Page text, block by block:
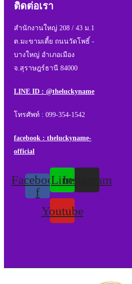
ติดต่อเรา
สำนักงานใหญ่ 208 / 43 ม.1
ต.มะขามเตี้ย ถนนวัดโพธิ์ -
บางใหญ่ อำเภอเมือง
จ.สุราษฎร์ธานี 84000
LINE ID : @theluckyname
โทรศัพท์ : 099-354-1542
facebook : theluckyname-
official
Facebook-
f
LineInstagram
Youtube